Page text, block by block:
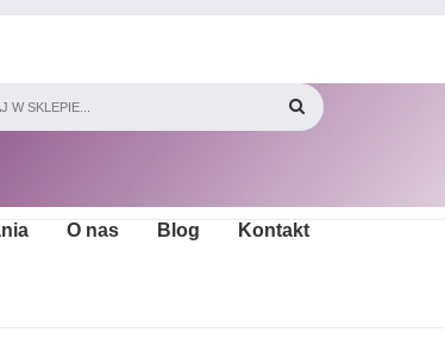
O nas Blog Kontakt